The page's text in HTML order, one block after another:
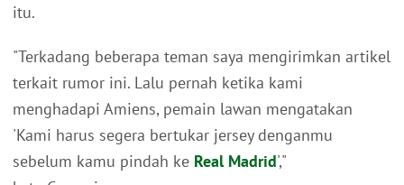
itu.
"Terkadang beberapa teman saya mengirimkan artikel
terkait rumor ini. Lalu pernah ketika kami
menghadapi Amiens, pemain lawan mengatakan
'Kami harus segera bertukar jersey denganmu
sebelum kamu pindah ke Real Madrid',"